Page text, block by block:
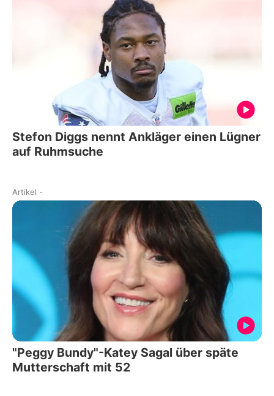
Stefon Diggs nennt Ankläger einen Lügner
auf Ruhmsuche
Artikel -
"Peggy Bundy"-Katey Sagal über späte
Mutterschaft mit 52